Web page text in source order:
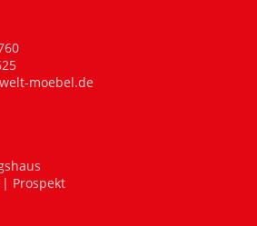
moebel.de
| Prospekt